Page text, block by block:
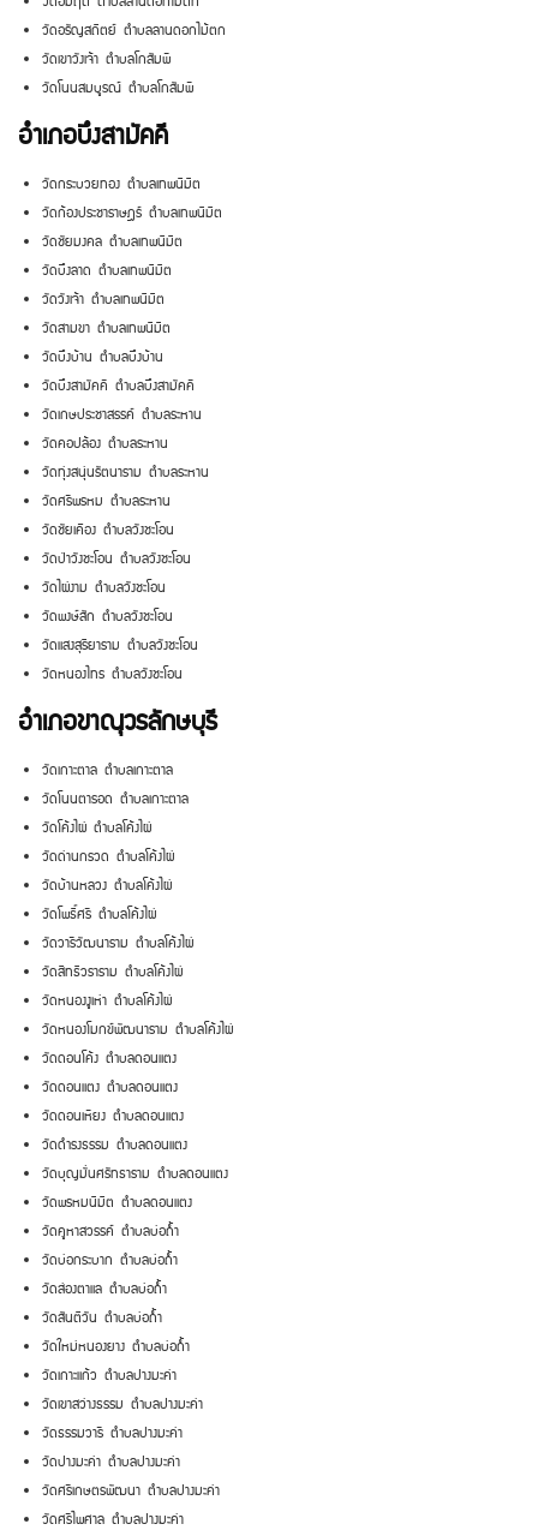
วัดอรัญสถิตย์ ตำบลลานดอกไม้ตก
วัดเขาวังเจ้า ตำบลโกสัมพี
วัดโนนสมบูรณ์ ตำบลโกสัมพี
อำเภอบึงสามัคคี
วัดกระบวยทอง ตำบลเทพนิมิต
วัดก้องประชาราษฎร์ ตำบลเทพนิมิต
วัดชัยมงคล ตำบลเทพนิมิต
วัดบึงลาด ตำบลเทพนิมิต
วัดวังเจ้า ตำบลเทพนิมิต
วัดสามขา ตำบลเทพนิมิต
วัดบึงบ้าน ตำบลบึงบ้าน
วัดบึงสามัคคี ตำบลบึงสามัคคี
วัดเกษประชาสรรค์ ตำบลระหาน
วัดคอปล้อง ตำบลระหาน
วัดทุ่งสนุ่นรัตนาราม ตำบลระหาน
วัดศรีพรหม ตำบลระหาน
วัดชัยเคือง ตำบลวังชะโอน
วัดป่าวังชะโอน ตำบลวังชะโอน
วัดไผ่งาม ตำบลวังชะโอน
วัดพงษ์สัก ตำบลวังชะโอน
วัดแสงสุริยาราม ตำบลวังชะโอน
วัดหนองไทร ตำบลวังชะโอน
อำเภอขาณุวรลักษบุรี
วัดเกาะตาล ตำบลเกาะตาล
วัดโนนตารอด ตำบลเกาะตาล
วัดโค้งไผ่ ตำบลโค้งไผ่
วัดด่านกรวด ตำบลโค้งไผ่
วัดบ้านหลวง ตำบลโค้งไผ่
วัดโพธิ์ศรี ตำบลโค้งไผ่
วัดวารีวัฒนาราม ตำบลโค้งไผ่
วัดสิทธิวราราม ตำบลโค้งไผ่
วัดหนองงูเห่า ตำบลโค้งไผ่
วัดหนองโมกข์พัฒนาราม ตำบลโค้งไผ่
วัดดอนโค้ง ตำบลดอนแตง
วัดดอนแตง ตำบลดอนแตง
วัดดอนเหียง ตำบลดอนแตง
วัดดำรงธรรม ตำบลดอนแตง
วัดบุญมั่นศรัทธาราม ตำบลดอนแตง
วัดพรหมนิมิต ตำบลดอนแตง
วัดคูหาสวรรค์ ตำบลบ่อถ้ำ
วัดบ่อกระบาก ตำบลบ่อถ้ำ
วัดส่องตาแล ตำบลบ่อถ้ำ
วัดสันติวัน ตำบลบ่อถ้ำ
วัดใหม่หนองยาง ตำบลบ่อถ้ำ
วัดเกาะแก้ว ตำบลปางมะค่า
วัดเขาสว่างธรรม ตำบลปางมะค่า
วัดธรรมวารี ตำบลปางมะค่า
วัดปางมะค่า ตำบลปางมะค่า
วัดศรีเกษตรพัฒนา ตำบลปางมะค่า
วัดศรีไพศาล ตำบลปางมะค่า